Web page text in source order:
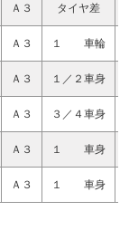
Ａ３ タイヤ差
Ａ３ １ 車輪
Ａ３ １／２車身
Ａ３ ３／４車身
Ａ３ １ 車身
Ａ３ １ 車身